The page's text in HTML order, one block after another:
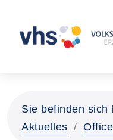
Sie befinden sich
Aktuelles